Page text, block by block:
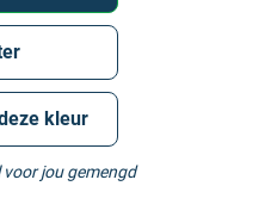
kleur
jou gemengd